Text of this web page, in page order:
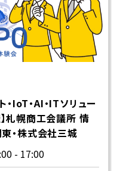
IoT・AI・ITソリュー
札幌商工会議所 情
・株式会社三城
- 17:00